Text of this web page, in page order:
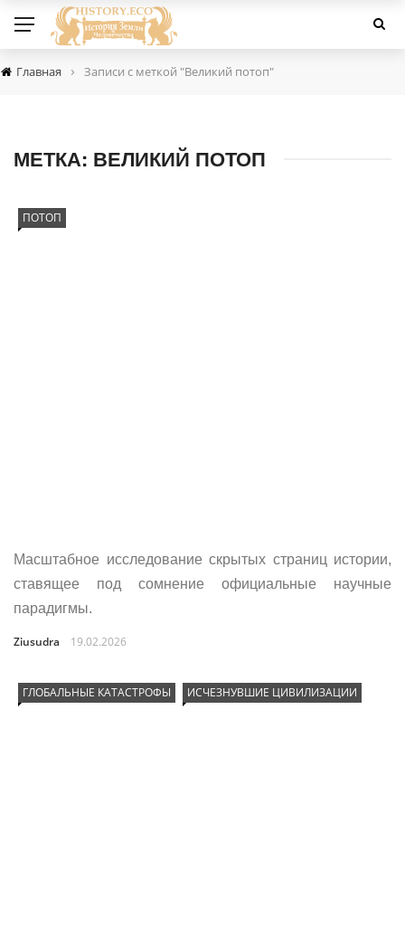
Главная › Записи с меткой "Великий потоп"
МЕТКА: ВЕЛИКИЙ ПОТОП
ПОТОП
Масштабное исследование скрытых страниц истории,
ставящее под сомнение официальные научные
парадигмы.
Ziusudra 19.02.2026
ГЛОБАЛЬНЫЕ КАТАСТРОФЫ ИСЧЕЗНУВШИЕ ЦИВИЛИЗАЦИИ